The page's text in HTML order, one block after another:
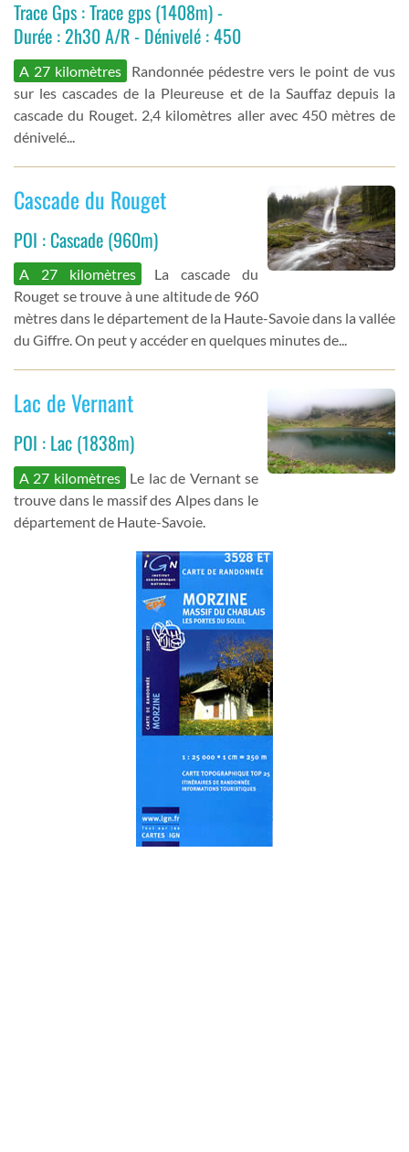
Trace Gps : Trace gps (1408m) -
Durée : 2h30 A/R - Dénivelé : 450
A 27 kilomètres
Randonnée pédestre vers le point de vus
sur les cascades de la Pleureuse et de la Sauffaz depuis la
cascade du Rouget. 2,4 kilomètres aller avec 450 mètres de
dénivelé...
Cascade du Rouget
POI : Cascade (960m)
A 27 kilomètres
La cascade du
Rouget se trouve à une altitude de 960
mètres dans le département de la Haute-Savoie dans la vallée
du Giffre. On peut y accéder en quelques minutes de...
Lac de Vernant
POI : Lac (1838m)
A 27 kilomètres Le lac de Vernant se
trouve dans le massif des Alpes dans le
département de Haute-Savoie.